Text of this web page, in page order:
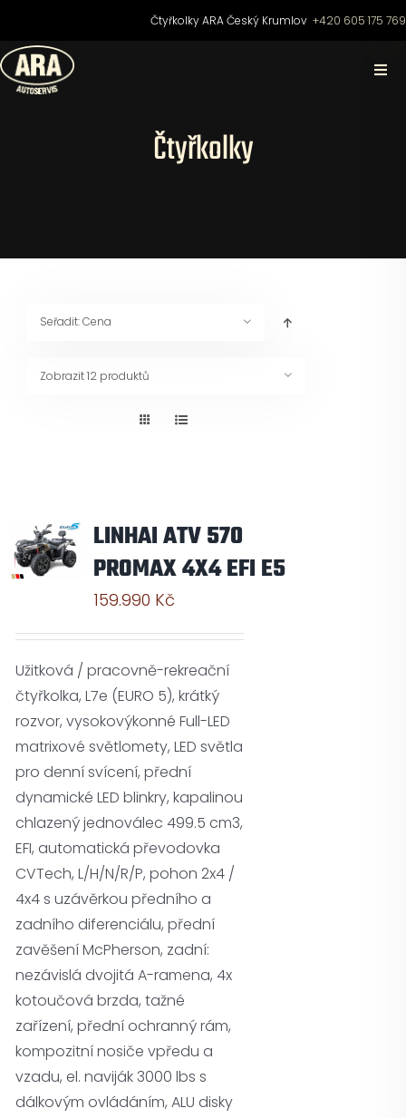
obsah
Čtyřkolky ARA Český Krumlov+420 605 175 769
Pneuservis
Servis
Čtyřkolky
Seřadit:Cena
Zobrazit12 produktů
LINHAI ATV 570
PROMAX 4X4 EFI E5
159.990 Kč
Užitková / pracovně-rekreační
čtyřkolka, L7e (EURO 5), krátký
rozvor, vysokovýkonné Full-LED
matrixové světlomety, LED světla
pro denní svícení, přední
dynamické LED blinkry, kapalinou
chlazený jednoválec 499.5 cm3,
EFI, automatická převodovka
CVTech, L/H/N/R/P, pohon 2x4 /
4x4 s uzávěrkou předního a
zadního diferenciálu, přední
zavěšení McPherson, zadní:
nezávislá dvojitá A-ramena, 4x
kotoučová brzda, tažné
zařízení, přední ochranný rám,
kompozitní nosiče vpředu a
vzadu, el. naviják 3000 lbs s
dálkovým ovládáním, ALU disky